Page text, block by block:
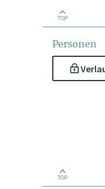
TOP
Personen
TOP